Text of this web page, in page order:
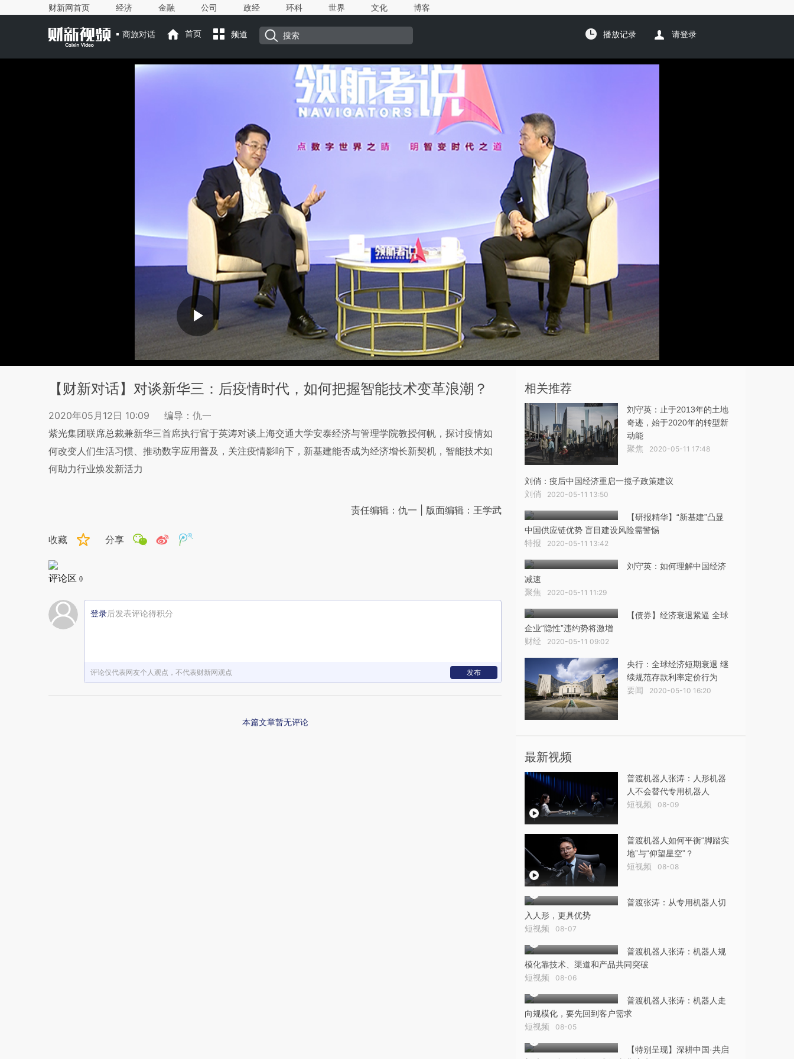
财新网首页 经济 金融 公司 政经 环科 世界 文化 博客
商旅对话 首页 频道 播放记录 请登录
【财新对话】对谈新华三：后疫情时代，如何把握智能技术变革浪潮？
2020年05月12日 10:09
编导：仇一
紫光集团联席总裁兼新华三首席执行官于英涛对谈上海交通大学安泰经济与管理学院教授何帆，探讨疫情如
何改变人们生活习惯、推动数字应用普及，关注疫情影响下，新基建能否成为经济增长新契机，智能技术如
何助力行业焕发新活力
责任编辑：仇一 | 版面编辑：王学武
收藏 分享
评论区 0
登录后发表评论得积分
评论仅代表网友个人观点，不代表财新网观点 发布
本篇文章暂无评论
相关推荐
刘守英：止于2013年的土地
奇迹，始于2020年的转型新
动能
聚焦 2020-05-11 17:48
刘俏：疫后中国经济重启一揽子政策建议
刘俏 2020-05-11 13:50
【研报精华】“新基建”凸显
中国供应链优势 盲目建设风险需警惕
特报 2020-05-11 13:42
刘守英：如何理解中国经济
减速
聚焦 2020-05-11 11:29
【债券】经济衰退紧逼 全球
企业“隐性”违约势将激增
财经 2020-05-11 09:02
央行：全球经济短期衰退 继
续规范存款利率定价行为
要闻 2020-05-10 16:20
最新视频
普渡机器人张涛：人形机器
人不会替代专用机器人
短视频 08-09
普渡机器人如何平衡“脚踏实
地”与“仰望星空”？
短视频 08-08
普渡张涛：从专用机器人切
入人形，更具优势
短视频 08-07
普渡机器人张涛：机器人规
模化靠技术、渠道和产品共同突破
短视频 08-06
普渡机器人张涛：机器人走
向规模化，要先回到客户需求
短视频 08-05
【特别呈现】深耕中国·共启